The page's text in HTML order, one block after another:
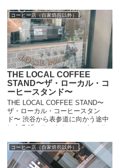
まいました。いつも混雑していた
印象ですが、コロナはや...
コーヒー店（自家焙煎以外）
THE LOCAL COFFEE
STAND〜ザ・ローカル・コ
ーヒースタンド〜
THE LOCAL COFFEE STAND〜
ザ・ローカル・コーヒースタン
ド〜 渋谷から表参道に向かう途中
にあるザ・ローカル。コーヒース
に理想的なコーヒースタンドで
す。 その時々で違った国...
コーヒー店（自家焙煎以外）